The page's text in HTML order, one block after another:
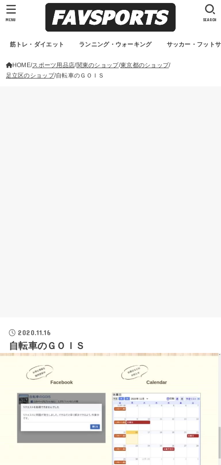
筋トレ・ダイエット ランニング・ウォーキング サッカー・フット
SEARCH
MENU
HOME スポーツ用品店 関東のショップ 東京都のショップ
足立区のショップ 自転車のＧＯＩＳ
2020.11.16
自転車のＧＯＩＳ